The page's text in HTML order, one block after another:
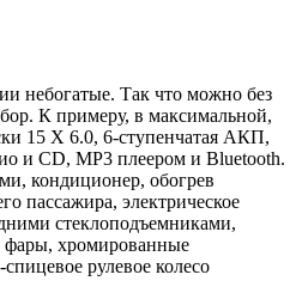
небогатые. Так что можно без
К примеру, в максимальной,
15 Х 6.0, 6-ступенчатая АКП,
и CD, MP3 плеером и Bluetooth.
кондиционер, обогрев
пассажира, электрическое
стеклоподъемниками,
фары, хромированные
рулевое колесо